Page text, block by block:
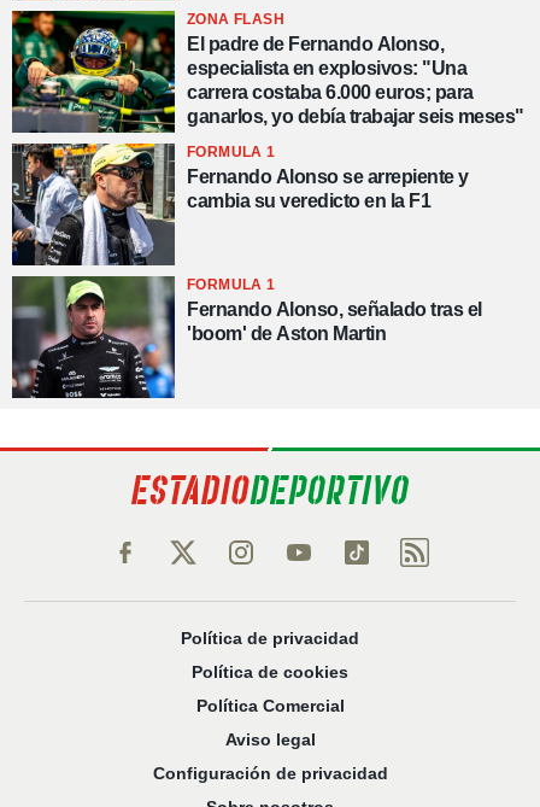
ZONA FLASH
El padre de Fernando Alonso,
especialista en explosivos: "Una
carrera costaba 6.000 euros; para
ganarlos, yo debía trabajar seis meses"
FORMULA 1
Fernando Alonso se arrepiente y
cambia su veredicto en la F1
FORMULA 1
Fernando Alonso, señalado tras el
'boom' de Aston Martin
Política de privacidad
Política de cookies
Política Comercial
Aviso legal
Configuración de privacidad